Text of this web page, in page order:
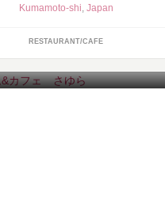
Kumamoto-shi, Japan
RESTAURANT/CAFE